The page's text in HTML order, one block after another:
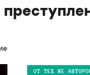
ОТ ТЕХ ЖЕ